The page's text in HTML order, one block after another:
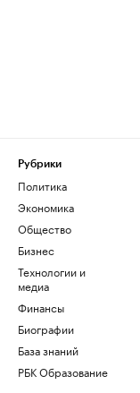
Рубрики
Политика
Экономика
Общество
Бизнес
Технологии и
медиа
Финансы
Биографии
База знаний
РБК Образование